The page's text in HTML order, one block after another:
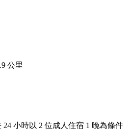
公里
小時以 2 位成人住宿 1 晚為條件